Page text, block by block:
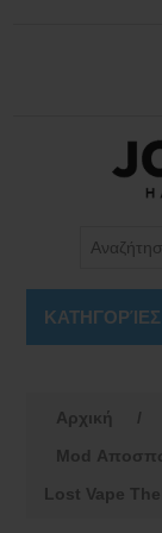
ΚΑΤΗΓΟΡΊΕΣ
Αρχική /
Mod
Lost Vape